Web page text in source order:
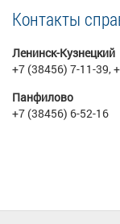
Контакты
Ленинск-Кузнецкий
+7 (38456) 7-11-39,
Панфилово
+7 (38456) 6-52-16